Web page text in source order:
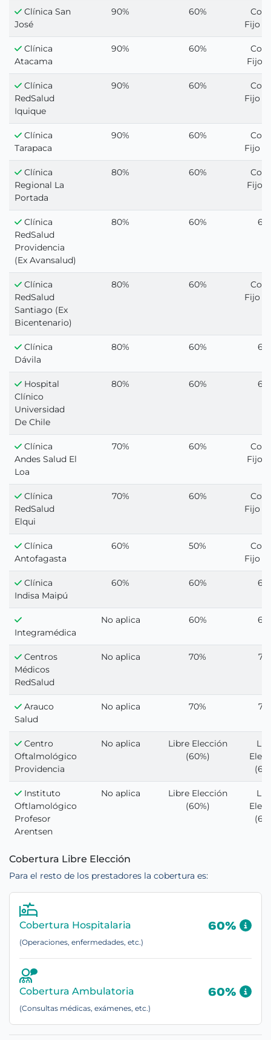
Clínica San
José
90% 60%
Fijo
Clínica
Atacama
90% 60%
Fijo
Clínica
RedSalud
Iquique
90% 60%
Fijo
Clínica
Tarapaca
90% 60%
Fijo
Clínica
Regional La
Portada
80% 60%
Fijo
Clínica
RedSalud
Providencia
(Ex Avansalud)
80% 60%
Clínica
RedSalud
Santiago (Ex
Bicentenario)
80% 60%
Fijo
Clínica
Dávila
80% 60%
Hospital
Clínico
Universidad
De Chile
80% 60%
Clínica
Andes Salud El
Loa
70% 60%
Fijo
Clínica
RedSalud
Elqui
70% 60%
Fijo
Clínica
Antofagasta
60% 50%
Fijo
Clínica
Indisa Maipú
60% 60%
Integramédica
No aplica 60%
Centros
Médicos
RedSalud
No aplica 70%
Arauco
Salud
No aplica 70%
Centro
Oftalmológico
Providencia
No aplica
Libre Elección
(60%)
Instituto
Oftlamológico
Profesor
Arentsen
No aplica
Libre Elección
(60%)
Cobertura Libre Elección
Para el resto de los prestadores la cobertura es:
Cobertura Hospitalaria
(Operaciones, enfermedades, etc.)
60%
Cobertura Ambulatoria
(Consultas médicas, exámenes, etc.)
60%